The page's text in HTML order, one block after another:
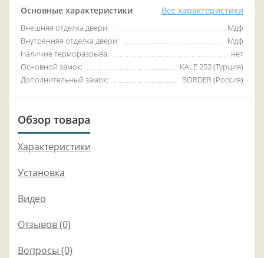
Основные характеристики Все характеристики
Внешняя отделка двери:
Мдф
Внутренняя отделка двери:
Мдф
Наличие терморазрыва:
нет
Основной замок:
KALE 252 (Турция)
Дополнительный замок:
BORDER (Россия)
Обзор товара
Характеристики
Установка
Видео
Отзывов (0)
Вопросы (0)